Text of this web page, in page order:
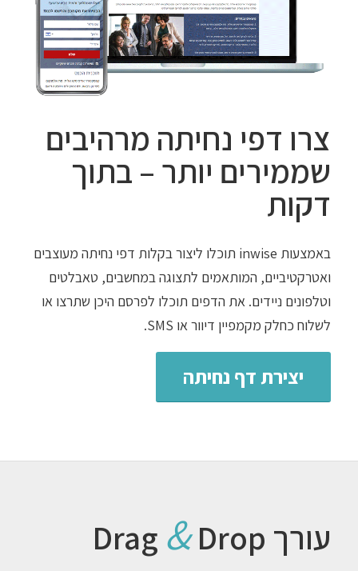
צרו דפי נחיתה מרהיבים
שממירים יותר – בתוך
דקות
באמצעות inwise תוכלו ליצור בקלות דפי נחיתה מעוצבים
ואטרקטיביים, המותאמים לתצוגה במחשבים, טאבלטים
וטלפונים ניידים. את הדפים תוכלו לפרסם היכן שתרצו או
לשלוח כחלק מקמפיין דיוור או SMS.
יצירת דף נחיתה
עורך Drag &Drop